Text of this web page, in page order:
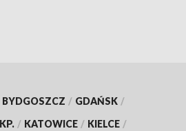
BYDGOSZCZ / GDAŃSK /
/ KATOWICE / KIELCE /